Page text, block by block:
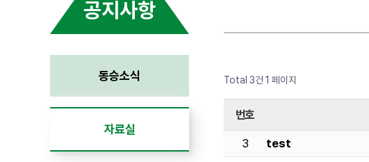
공지사항
동승소식
자료실
Total 3건 1 페이지
번호
3 test